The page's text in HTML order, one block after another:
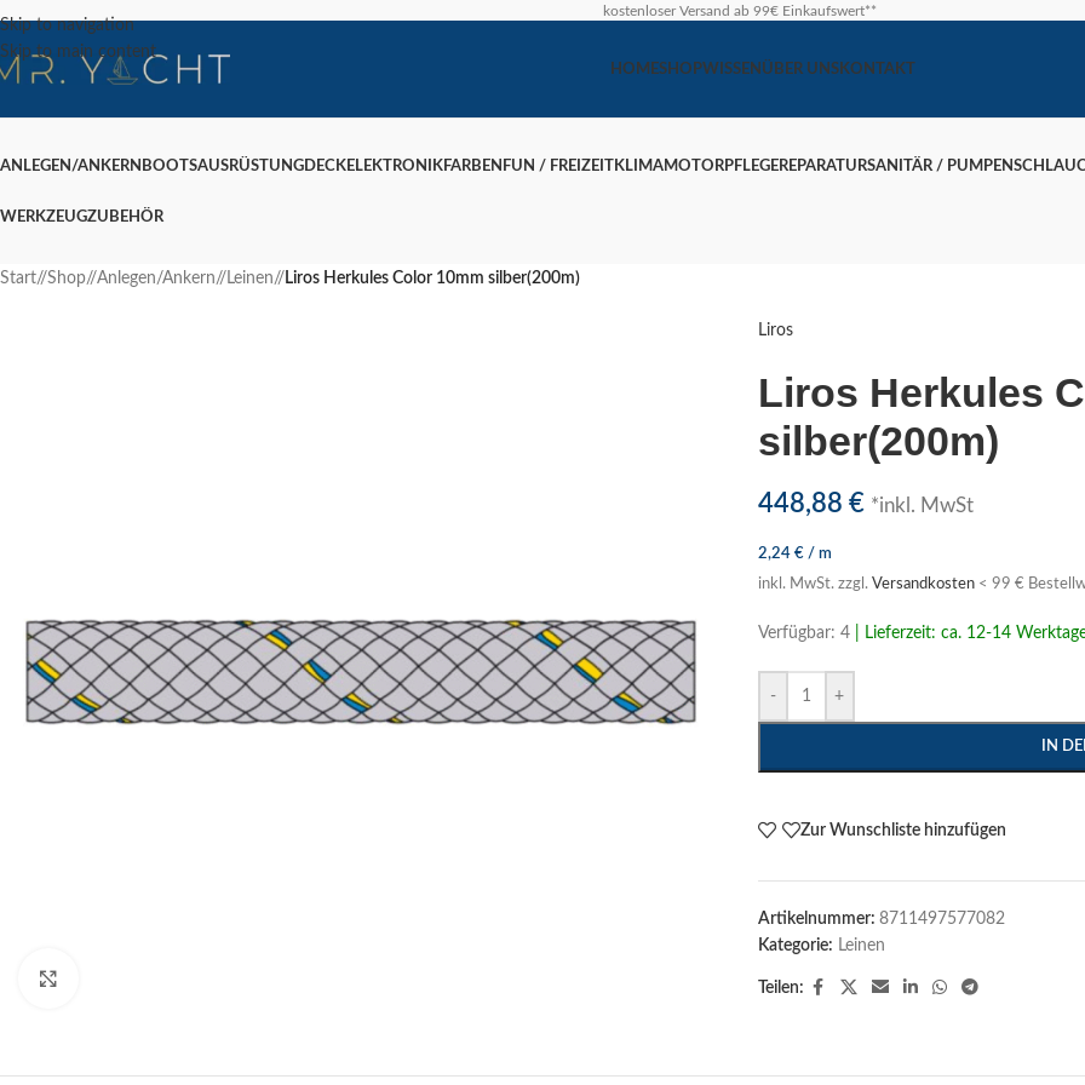
Skip to navigation
Skip to main content
kostenloser Versand ab 99€ Einkaufswert**
HOMESHOPWISSEN ÜBER UNSKONTAKT
ANLEGEN/ANKERN BOOTSAUSRÜSTUNG DECK ELEKTRONIK FARBEN FUN / FREIZEITKLIMAMOTORPFLEGEREPARATURSANITÄR / PUMPEN
WERKZEUGZUBEHÖR
Start/ Shop/ Anlegen/Ankern/ Leinen/ Liros Herkules Color 10mm silber(200m)
Liros
Liros Herkules
silber(200m)
448,88 € *inkl. MwSt
2,24 €/ m
inkl. MwSt. zzgl. Versandkosten< 99 €
Verfügbar: 4| Lieferzeit: ca. 12-14
- +
IN
Zur Wunschliste hinzufügen
Artikelnummer: 8711497577082
Kategorie: Leinen
Teilen: